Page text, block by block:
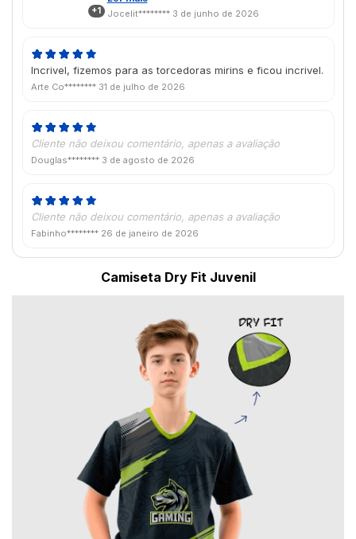
+1
abri um chamado e estou aguardando uma
Jocelit******** 3 de junho de 2026
Incrivel, fizemos para as torcedoras mirins e ficou incrivel.
Arte Co******** 31 de julho de 2026
Cliente não deixou comentário, apenas a avaliação
Douglas******** 3 de agosto de 2026
Cliente não deixou comentário, apenas a avaliação
Fabinho******** 26 de janeiro de 2026
Camiseta Dry Fit Juvenil